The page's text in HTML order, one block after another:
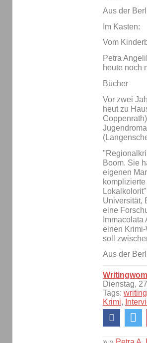
Aus der
Im Kasten:
Vom
Petra
heute noch
Bücher
Vor zwei
heut zu
Boom. Sie
eigenen
Universität,
eine
einen Krimi-
soll
Aus der
Dienstag,
Tags:
Krimi,